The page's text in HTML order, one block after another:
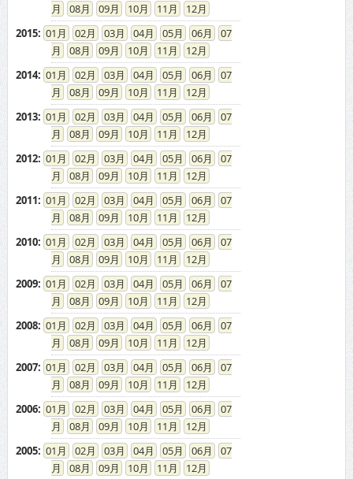
08
09 10 11
12
2015: 01 02 03 04 05 06
07
08
09 10 11
12
2014: 01 02 03 04 05 06
07
08
09 10 11
12
2013: 01 02 03 04 05 06
07
08
09 10 11
12
2012: 01 02 03 04 05 06
07
08
09 10 11
12
2011: 01 02 03 04 05 06
07
08
09 10 11
12
2010: 01 02 03 04 05 06
07
08
09 10 11
12
2009: 01 02 03 04 05 06
07
08
09 10 11
12
2008: 01 02 03 04 05 06
07
08
09 10 11
12
2007: 01 02 03 04 05 06
07
08
09 10 11
12
2006: 01 02 03 04 05 06
07
08
09 10 11
12
2005: 01 02 03 04 05 06
07
08
09 10 11
12